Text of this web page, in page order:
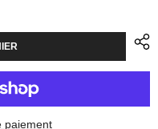
paiement